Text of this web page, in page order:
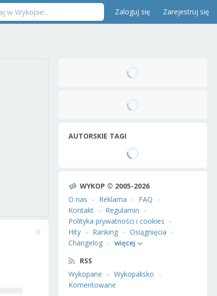
Zaloguj się Zarejestruj się
AUTORSKIE TAGI
WYKOP © 2005-2026
O nas
Reklama
FAQ
Kontakt
Regulamin
Polityka prywatności i cookies
Hity
Ranking
Osiągnięcia
Changelog
więcej
RSS
Wykopane
Wykopalisko
Komentowane